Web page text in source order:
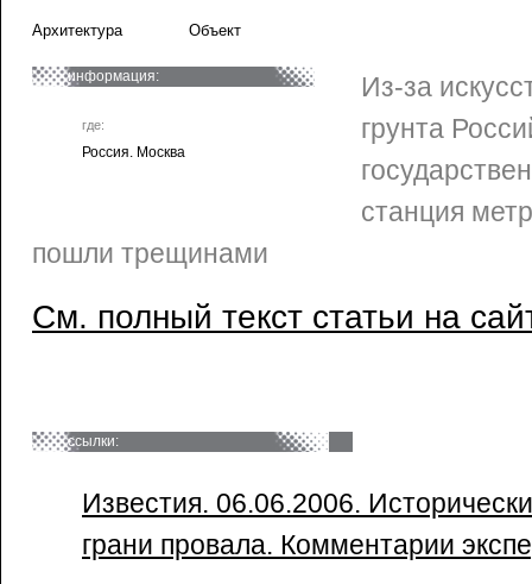
Архитектура Объект
информация:
где:
Россия. Москва
Из-за
грунта
станция
пошли трещинами
См. полный текст статьи на
ссылки:
Известия. 06.06.2006.
грани провала. Комментарии